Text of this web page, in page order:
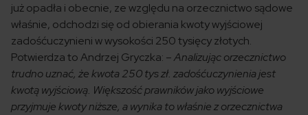
już opadła i obecnie, ze względu na orzecznictwo sądowe
właśnie, odchodzi się od obierania kwoty wyjściowej
zadośćuczynieni w wysokości 250 tysięcy złotych.
Potwierdza to Andrzej Gryczka: – Analizując orzecznictwo
trudno uznać, że kwota 250 tys zł. zadośćuczynienia jest
kwotą wyjściową. Większość prawników jako wyjściowe
przyjmuje kwoty niższe, a wynika to właśnie z orzecznictwa